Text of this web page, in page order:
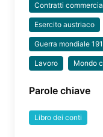
Contratti
Esercito austriaco
Guerra mondiale
Lavoro Mondo
Parole chiave
Libro dei conti